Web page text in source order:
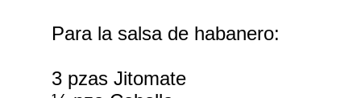
Para la salsa de habanero:
3 pzas Jitomate